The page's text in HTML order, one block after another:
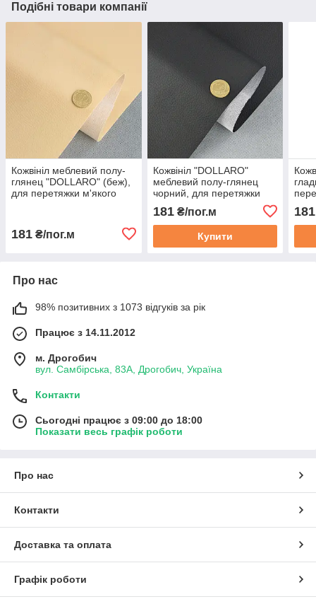
Подібні товари компанії
Кожвініл меблевий полу-
глянец "DOLLARO" (беж),
для перетяжки м'якого
181 ₴/пог.м
Кожвініл "DOLLARO"
меблевий полу-глянец
чорний, для перетяжки
м'якого куточка, дивана,
крісел, шир 1.35 м
181₴/пог.м
Купити
181
Про нас
98% позитивних з 1073 відгуків за рік
Працює з 14.11.2012
м. Дрогобич
вул. Самбірська, 83А, Дрогобич, Україна
Контакти
Сьогодні працює з 09:00 до 18:00
Показати весь графік роботи
Про нас
Контакти
Доставка та оплата
Графік роботи